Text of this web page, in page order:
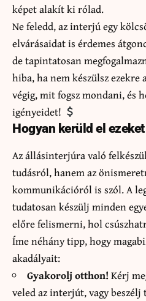
képet alakít ki rólad.
Ne feledd, az interjú egy
elvárásaidat is érdemes
de tapintatosan
hiba, ha nem készülsz
végig, mit fogsz mondani, és
igényeidet!
Hogyan kerüld el
Az állásinterjúra való
tudásról, hanem az
kommunikációról is szól. A
tudatosan készülj minden
előre felismerni, hol
Íme néhány tipp, hogy
akadályait:
Gyakorolj otthon! Kérj
veled az interjút, vagy